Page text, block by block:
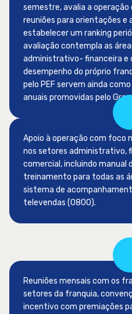
semestre, avalia a
reuniões para orientações e
estabelecer um ranking
avaliação contempla as
administrativo- financeira e
desempenho do próprio
pelo PEF servem ainda
anuais promovidas pelo
Apoio à operação com foco
nos setores administrativo,
comercial, incluindo manual
treinamento para todas as
sistema de
televendas (0800).
Reuniões mensais com os
setores da franquia,
incentivo com premiações